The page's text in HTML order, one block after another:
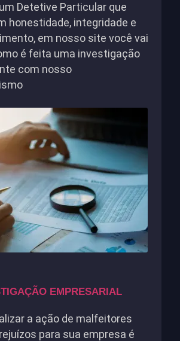
Detetive Particular que
honestidade, integridade e
em nosso site você vai
é feita uma investigação
com nosso
EMPRESARIAL
a ação de malfeitores
para sua empresa é